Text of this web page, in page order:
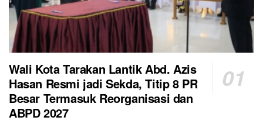
Wali Kota Tarakan Lantik Abd. Azis
Hasan Resmi jadi Sekda, Titip 8 PR
Besar Termasuk Reorganisasi dan
ABPD 2027